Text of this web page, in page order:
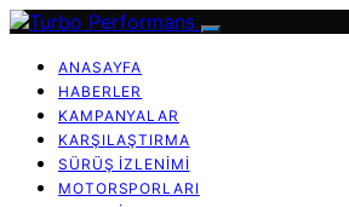
ANASAYFA
HABERLER
KAMPANYALAR
KARŞILAŞTIRMA
SÜRÜŞ İZLENIMI
MOTORSPORLARI